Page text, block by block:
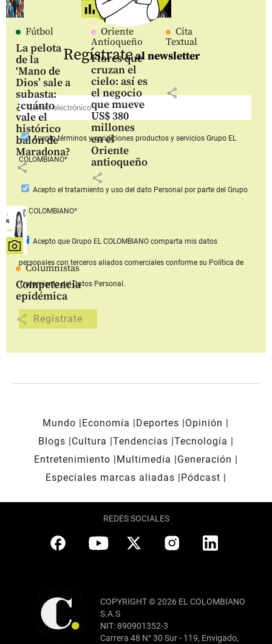
Fútbol
La pelota
de la
‘Mano de
Dios’ sale a
subasta:
¿cuánto
vale el
histórico
balón de
Maradona?
share
Oriente
Antioqueño
Flores que
cruzan el
cielo: así es
el negocio
que mueve
US$ 380
millones
en el
Oriente
antioqueño
share
Cita
Textual
share
Columnistas
Competencia
epidémica
share
Regístrateal newsletter
Aceptotérminos y condiciones productos y serviciosGrupo EL
COLOMBIANO*
Acepto el tratamiento y uso del dato Personal por parte del Grupo
EL COLOMBIANO*
Acepto que Grupo EL COLOMBIANOcomparta mis datos
personales con terceros aliados comerciales conforme su Política de
Tratamiento del Datos Personal.
Mundo Economía Deportes
Opinión
Blogs
Cultura Tendencias Tecnología
Entretenimiento
Multimedia
Generación
Especiales marcas aliadas
Pódcast
REDES SOCIALES
COPYRIGHT © 2026 EL COLOMBIANO
S.A.S
NIT: 890901352-3
Carrera 48 N° 30 Sur - 119, Envigado,